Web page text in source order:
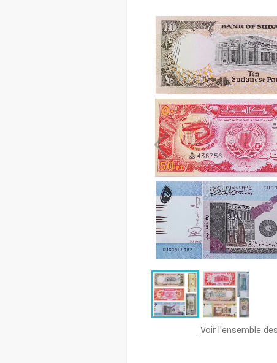
Voir l'ensemble